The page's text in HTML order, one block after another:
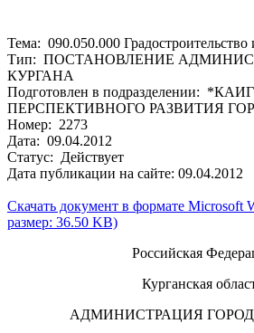
Тема: 090.050.000 Градостроительство
Тип: ПОСТАНОВЛЕНИЕ
КУРГАНА
Подготовлен в подразделении:
ПЕРСПЕКТИВНОГО РАЗВИТИЯ
Номер: 2273
Дата: 09.04.2012
Статус: Действует
Дата публикации на сайте: 09.04.2012
Скачать документ в формате Microsoft
размер: 36.50 KB)
Российская
Курганская
АДМИНИСТРАЦИЯ